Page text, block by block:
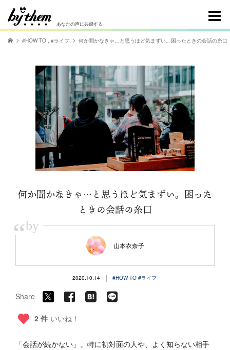
あなたの声に共感する
#HOW TO , #ライフ 何か聞かなきゃ…と思うほど気まずい。困ったときの会話の糸口
何か聞かなきゃ…と思うほど気まずい。困った
ときの会話の糸口
“by
山本衣奈子
2020.10.14 | #HOW TO #ライフ
Share
2 件 いいね！
「会話が続かない」。特に初対面の人や、よく知らない相手